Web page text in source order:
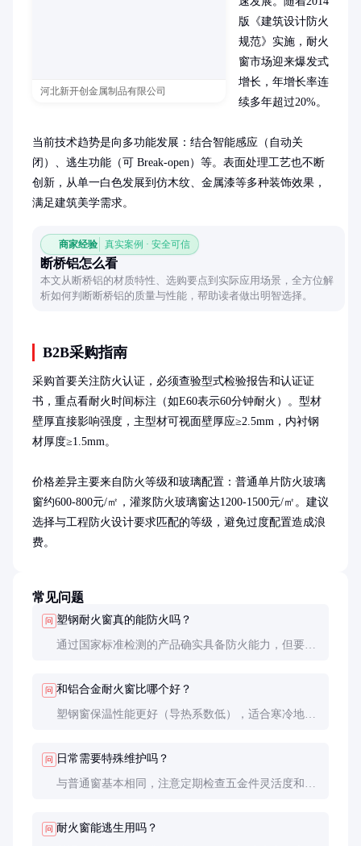
河北新开创金属制品有限公司
版《建筑设计防火
规范》实施，耐火
窗市场迎来爆发式
增长，年增长率连
续多年超过20%。
当前技术趋势是向多功能发展：结合智能感应（自动关
闭）、逃生功能（可 Break-open）等。表面处理工艺也不断
创新，从单一白色发展到仿木纹、金属漆等多种装饰效果，
满足建筑美学需求。
商家经验 真实案例 · 安全可信
断桥铝怎么看
本文从断桥铝的材质特性、选购要点到实际应用场景，全方位解
析如何判断断桥铝的质量与性能，帮助读者做出明智选择。
B2B采购指南
采购首要关注防火认证，必须查验型式检验报告和认证证
书，重点看耐火时间标注（如E60表示60分钟耐火）。型材
壁厚直接影响强度，主型材可视面壁厚应≥2.5mm，内衬钢
材厚度≥1.5mm。
价格差异主要来自防火等级和玻璃配置：普通单片防火玻璃
窗约600-800元/㎡，灌浆防火玻璃窗达1200-1500元/㎡。建议
选择与工程防火设计要求匹配的等级，避免过度配置造成浪
费。
常见问题
问 塑钢耐火窗真的能防火吗？
通过国家标准检测的产品确实具备防火能力，但要注
得消防产品认证。
问 和铝合金耐火窗比哪个好？
塑钢窗保温性能更好（导热系数低），适合寒冷地
防火等级。
问 日常需要特殊维护吗？
与普通窗基本相同，注意定期检查五金件灵活度和密
问 耐火窗能逃生用吗？